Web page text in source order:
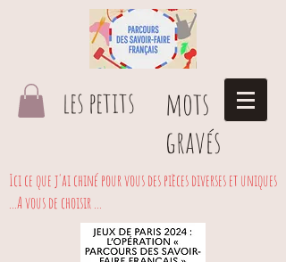
les petits
mots
gravés
Ici ce que j'ai chiné pour vous des pièces diverses et uniques
...A vous de choisir ...